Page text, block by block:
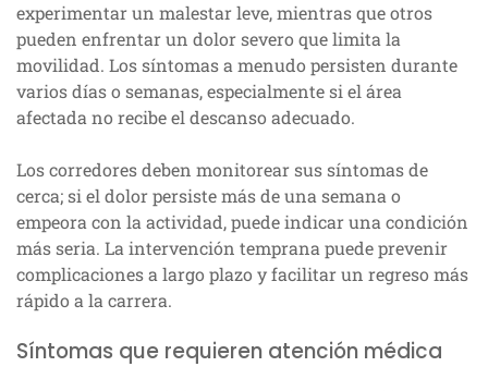
experimentar un malestar leve, mientras que otros
pueden enfrentar un dolor severo que limita la
movilidad. Los síntomas a menudo persisten durante
varios días o semanas, especialmente si el área
afectada no recibe el descanso adecuado.
Los corredores deben monitorear sus síntomas de
cerca; si el dolor persiste más de una semana o
empeora con la actividad, puede indicar una condición
más seria. La intervención temprana puede prevenir
complicaciones a largo plazo y facilitar un regreso más
rápido a la carrera.
Síntomas que requieren atención médica